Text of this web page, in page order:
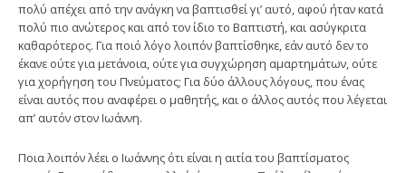
πολύ απέχει από την ανάγκη να βαπτισθεί γι’ αυτό, αφού ήταν κατά
πολύ πιο ανώτερος και από τον ίδιο το Βαπτιστή, και ασύγκρι­τα
καθαρότερος. Για ποιό λόγο λοιπόν βαπτίσθηκε, εάν αυτό δεν το
έκανε ούτε για μετάνοια, ούτε για συγχώρη­ση αμαρτημάτων, ούτε
για χορήγηση του Πνεύματος; Για δύο άλλους λόγους, που ένας
είναι αυτός που ανα­φέρει ο μαθητής, και ο άλλος αυτός που λέγεται
απ’ αυτόν στον Ιωάννη.
Ποια λοιπόν λέει ο Ιωάννης ότι είναι η αιτία του βαπτίσματος